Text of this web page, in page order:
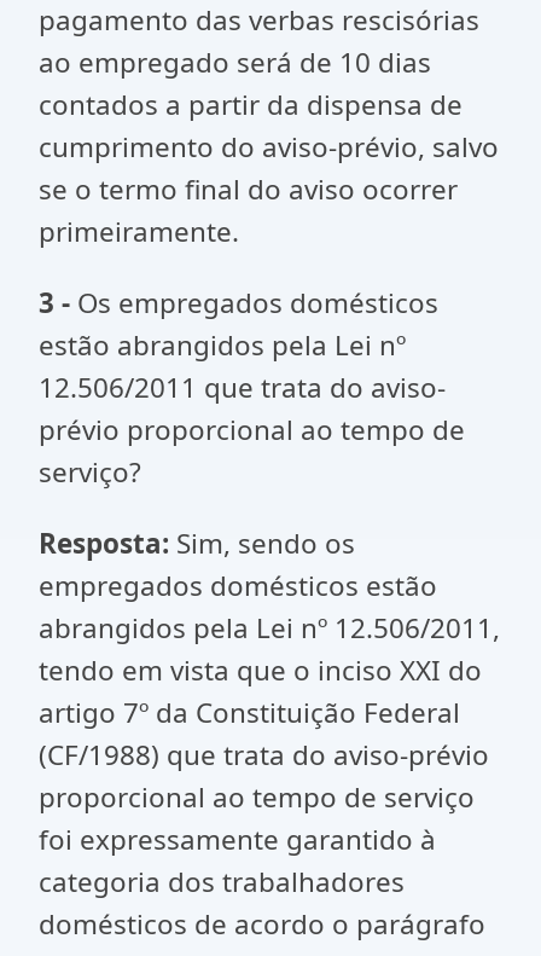
pagamento das verbas rescisórias
ao empregado será de 10 dias
contados a partir da dispensa de
cumprimento do aviso-prévio, salvo
se o termo final do aviso ocorrer
primeiramente.
3 - Os empregados domésticos
estão abrangidos pela Lei nº
12.506/2011 que trata do aviso-
prévio proporcional ao tempo de
serviço?
Resposta: Sim, sendo os
empregados domésticos estão
abrangidos pela Lei nº 12.506/2011,
tendo em vista que o inciso XXI do
artigo 7º da Constituição Federal
(CF/1988) que trata do aviso-prévio
proporcional ao tempo de serviço
foi expressamente garantido à
categoria dos trabalhadores
domésticos de acordo o parágrafo